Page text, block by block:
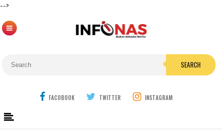
-->
SEARCH
FACOBOOK TWITTER INSTAGRAM